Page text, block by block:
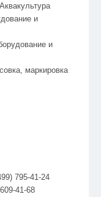
и
и
маркировка
795-41-24
41-68